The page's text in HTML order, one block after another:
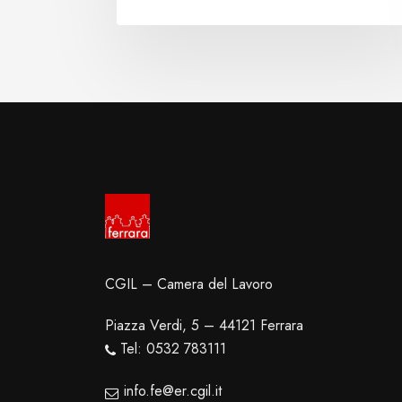
CGIL – Camera del Lavoro
Piazza Verdi, 5 – 44121 Ferrara
Tel: 0532 783111
info.fe@er.cgil.it